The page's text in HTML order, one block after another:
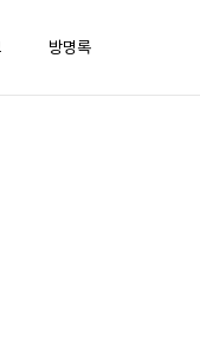
방명록